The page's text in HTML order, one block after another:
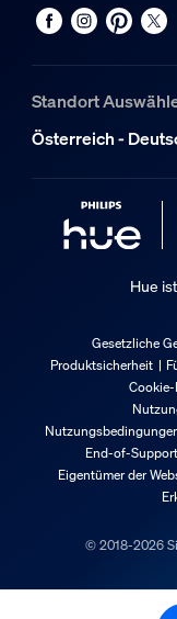
0,16 kg
Höhe
72 mm
Breite
72 mm
Material-Nummer
EAN
8719514342309
Standort
Österreich -
Hue
Gesetzliche
Produktsicherheit
End-of-
Eigentümer der
© 2018-2026